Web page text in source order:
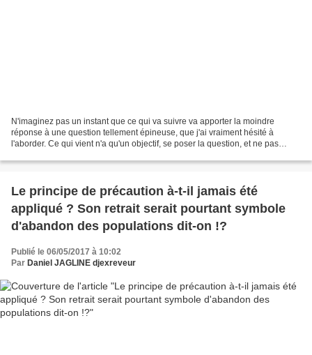
N'imaginez pas un instant que ce qui va suivre va apporter la moindre
réponse à une question tellement épineuse, que j'ai vraiment hésité à
l'aborder. Ce qui vient n'a qu'un objectif, se poser la question, et ne pas
Le principe de précaution à-t-il jamais été
appliqué ? Son retrait serait pourtant symbole
d'abandon des populations dit-on !?
Publié le 06/05/2017 à 10:02
Par Daniel JAGLINE djexreveur